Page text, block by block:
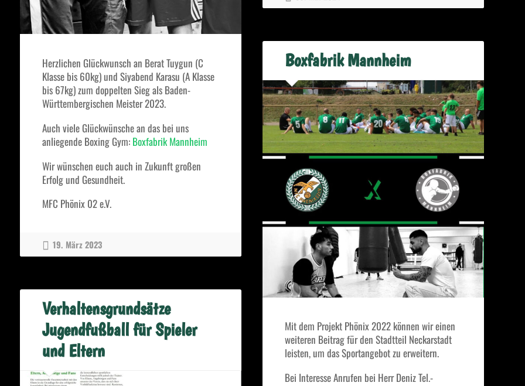
Herzlichen Glückwunsch an Berat Tuygun (C
Klasse bis 60kg) und Siyabend Karasu (A Klasse
bis 67kg) zum doppelten Sieg als Baden-
Württembergischen Meister 2023.
Auch viele Glückwünsche an das bei uns
anliegende Boxing Gym: Boxfabrik Mannheim
Wir wünschen euch auch in Zukunft großen
Erfolg und Gesundheit.
MFC Phönix 02 e.V.
19. März 2023
Boxfabrik Mannheim
Mit dem Projekt Phönix 2022 können wir einen
weiteren Beitrag für den Stadtteil Neckarstadt
leisten, um das Sportangebot zu erweitern.
Bei Interesse Anrufen bei Herr Deniz Tel.-
Verhaltensgrundsätze
Jugendfußball für Spieler
und Eltern